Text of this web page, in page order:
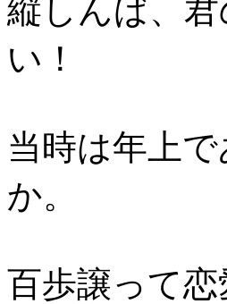
縦 しんば、
い！
当時は年上
か。
百歩譲って